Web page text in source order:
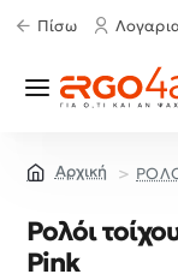
Πίσω
Ρολόι
Pink